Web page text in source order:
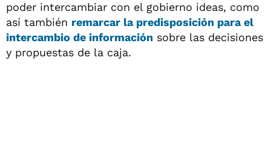
poder intercambiar con el gobierno ideas, como
así también remarcar la predisposición para el
intercambio de información sobre las decisiones
y propuestas de la caja.